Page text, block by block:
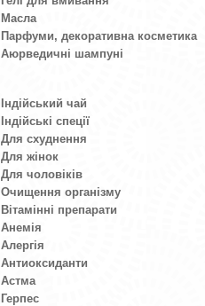
Масла
Парфуми, декоративна косметика
Аюрведичні шампуні
Індійський чай
Індійські спеції
Для схуднення
Для жінок
Для чоловіків
Очищення організму
Вітамінні препарати
Анемія
Алергія
Антиоксиданти
Астма
Герпес